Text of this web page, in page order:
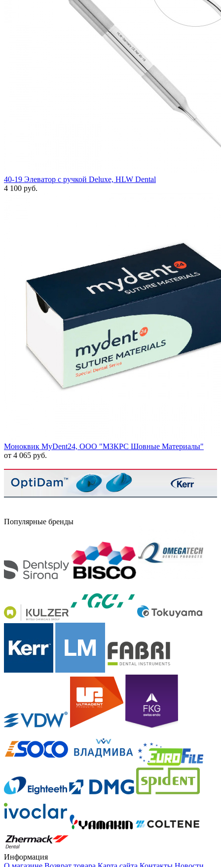
40-19 Элеватор с ручкой Deluxe, HLW Dental
4 100 руб.
Моноквик MyDent24, ООО "МЗКРС Шовные Материалы"
от 4 065 руб.
Популярные бренды
Информация